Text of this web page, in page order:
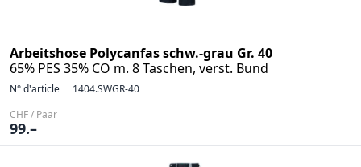
Arbeitshose Polycanfas schw.-grau Gr. 40
65% PES 35% CO m. 8 Taschen, verst. Bund
N° d'article
1404.SWGR-40
CHF / Paar
99.–